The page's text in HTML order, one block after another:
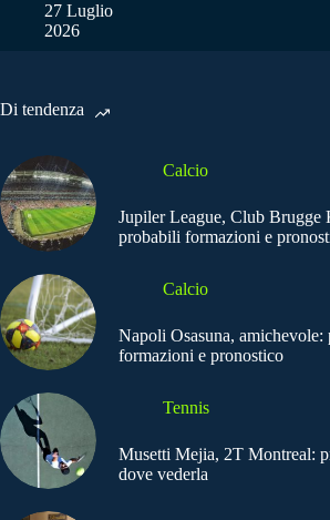
27 Luglio
2026
Di tendenza
Calcio
Jupiler League, Club Brugge
probabili formazioni e
Calcio
Napoli Osasuna, amichevole:
formazioni e pronostico
Tennis
Musetti Mejia, 2T Montreal:
dove vederla